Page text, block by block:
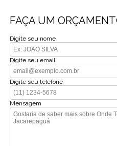
FAÇA UM
Digite seu nome
Digite seu email
Digite seu telefone
Mensagem